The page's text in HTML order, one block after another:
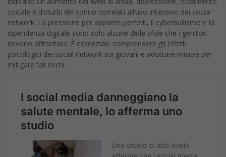
sociale e disturbi del sonno correlati all’uso intensivo dei social
network. La pressione per apparire perfetti, il cyberbullismo e la
dipendenza digitale sono solo alcune delle sfide che i genitori
devono affrontare. È essenziale comprendere gli effetti
psicologici dei social network sui giovani e adottare misure per
mitigare tali rischi.